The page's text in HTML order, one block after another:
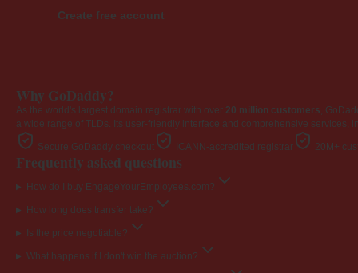
Create free account
Why GoDaddy?
As the world's largest domain registrar with over 20 million customers,
a wide range of TLDs. Its user-friendly interface and comprehensive
Secure GoDaddy checkout ICANN-accredited registrar 20M+
Frequently asked questions
How do I buy EngageYourEmployees.com?
How long does transfer take?
Is the price negotiable?
What happens if I don't win the auction?